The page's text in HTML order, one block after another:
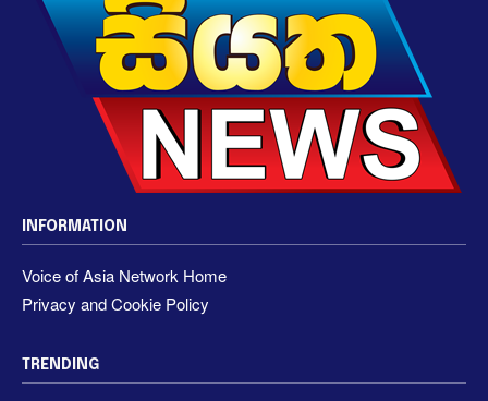
INFORMATION
Voice of Asia Network Home
Privacy and Cookie Policy
TRENDING